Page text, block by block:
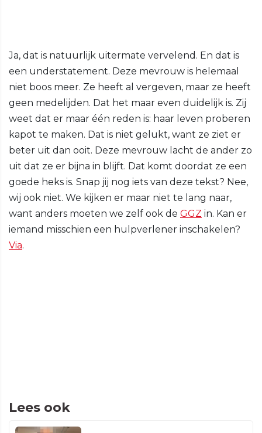
Ja, dat is natuurlijk uitermate vervelend. En dat is
een understatement. Deze mevrouw is helemaal
niet boos meer. Ze heeft al vergeven, maar ze heeft
geen medelijden. Dat het maar even duidelijk is. Zij
weet dat er maar één reden is: haar leven proberen
kapot te maken. Dat is niet gelukt, want ze ziet er
beter uit dan ooit. Deze mevrouw lacht de ander zo
uit dat ze er bijna in blijft. Dat komt doordat ze een
goede heks is. Snap jij nog iets van deze tekst? Nee,
wij ook niet. We kijken er maar niet te lang naar,
want anders moeten we zelf ook de GGZ in. Kan er
iemand misschien een hulpverlener inschakelen?
Via.
Lees ook